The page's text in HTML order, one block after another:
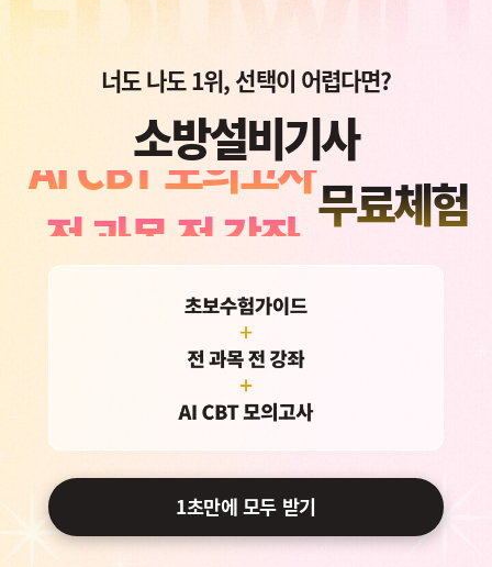
너도 나도 1위, 선택이 어렵다면?
소방설비기사
AI CBT 모의고사
전 과목 전 강좌
초보수험가이드
AI CBT 모의고사
전 과목 전 강좌
초보수험가이드
AI CBT 모의고사
무료체험
1초만에 모두 받기